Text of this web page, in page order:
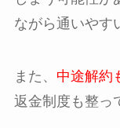
ながら通いやす
また、 中途解約
返金制度も整っ